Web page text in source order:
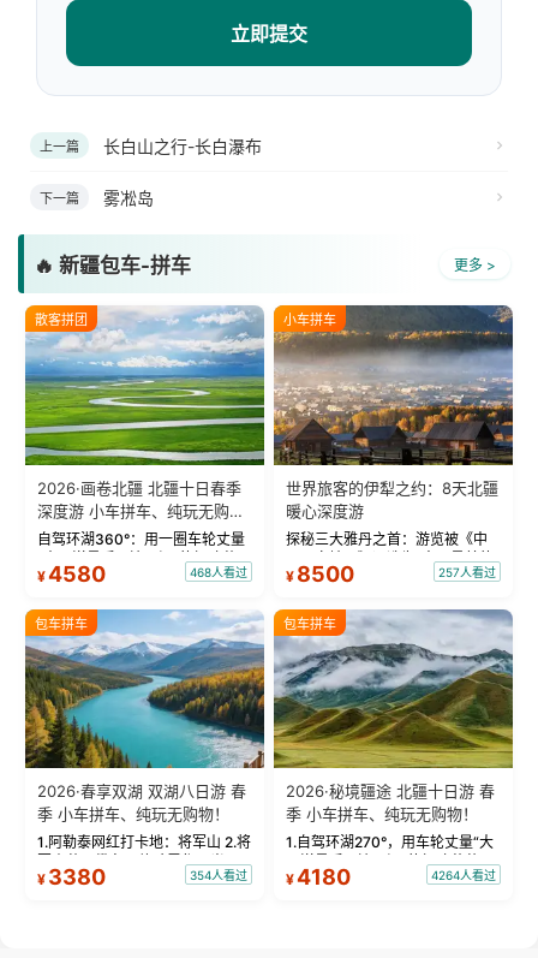
立即提交
上一篇 长白山之行-长白瀑布
下一篇 雾凇岛
🔥 新疆包车-拼车 更多 >
散客拼团
2026·画卷北疆 北疆十日春季
深度游 小车拼车、纯玩无购
物！
自驾环湖360°：用一圈车轮丈量
“大西洋最后一滴眼泪”的极致蔚
蓝。 赛湖旅拍：甄选多款风格服
绝美瞬间。 赛湖坦克300跟车视
频：专业摄影师...
¥4580 468人看过
小车拼车
世界旅客的伊犁之约：8天北疆
暖心深度游
探秘三大雅丹之首：游览被《中
国国家地理》评选为“中国最美的
三大雅丹”第一名的克拉玛依魔鬼
瓦人最大村落——禾木村，欣赏
晨雾与小木...
¥ 8500 257人看过
包车拼车
2026·春享双湖 双湖八日游 春
季 小车拼车、纯玩无购物！
1.阿勒泰网红打卡地：将军山 2.将
军山落日缆车，体验雪都风光 3.
将军山，夕阳派对，蹦迪party 4.
¥ 3380 354人看过
包车拼车
2026·秘境疆途 北疆十日游 春
季 小车拼车、纯玩无购物！
1.自驾环湖270°，用车轮丈量“大
西洋最后一滴眼泪”的极致蔚蓝，
让雪山、花海与深邃湖水在转弯
¥4180 4264人看过